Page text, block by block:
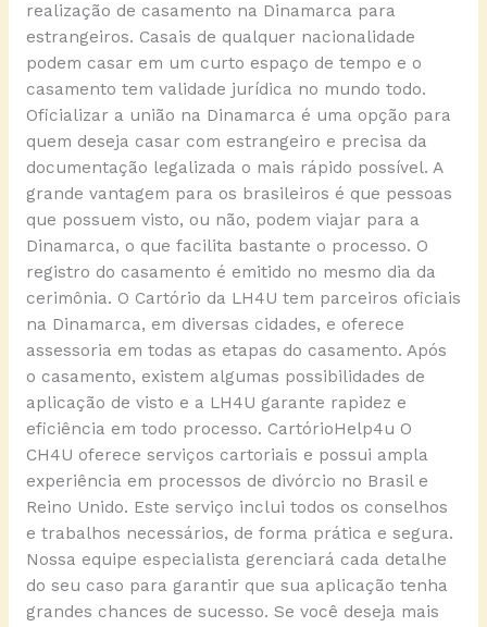
realização de casamento na Dinamarca para
estrangeiros. Casais de qualquer nacionalidade
podem casar em um curto espaço de tempo e o
casamento tem validade jurídica no mundo todo.
Oficializar a união na Dinamarca é uma opção para
quem deseja casar com estrangeiro e precisa da
documentação legalizada o mais rápido possível. A
grande vantagem para os brasileiros é que pessoas
que possuem visto, ou não, podem viajar para a
Dinamarca, o que facilita bastante o processo. O
registro do casamento é emitido no mesmo dia da
cerimônia. O Cartório da LH4U tem parceiros oficiais
na Dinamarca, em diversas cidades, e oferece
assessoria em todas as etapas do casamento. Após
o casamento, existem algumas possibilidades de
aplicação de visto e a LH4U garante rapidez e
eficiência em todo processo. CartórioHelp4u O
CH4U oferece serviços cartoriais e possui ampla
experiência em processos de divórcio no Brasil e
Reino Unido. Este serviço inclui todos os conselhos
e trabalhos necessários, de forma prática e segura.
Nossa equipe especialista gerenciará cada detalhe
do seu caso para garantir que sua aplicação tenha
grandes chances de sucesso. Se você deseja mais